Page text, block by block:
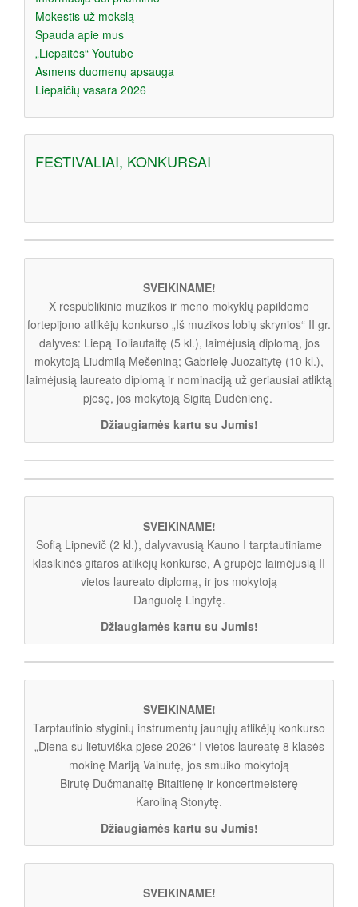
Mokestis už mokslą
Spauda apie mus
„Liepaitės“ Youtube
Asmens duomenų apsauga
Liepaičių vasara 2026
FESTIVALIAI, KONKURSAI
SVEIKINAME!
X respublikinio muzikos ir meno mokyklų papildomo
fortepijono atlikėjų konkurso „Iš muzikos lobių skrynios“ II gr.
dalyves: Liepą Toliautaitę (5 kl.), laimėjusią diplomą, jos
mokytoją Liudmilą Mešeniną; Gabrielę Juozaitytę (10 kl.),
laimėjusią laureato diplomą ir nominaciją už geriausiai atliktą
pjesę, jos mokytoją Sigitą Dūdėnienę.
Džiaugiamės kartu su Jumis!
SVEIKINAME!
Sofią Lipnevič (2 kl.), dalyvavusią Kauno I tarptautiniame
klasikinės gitaros atlikėjų konkurse, A grupėje laimėjusią II
vietos laureato diplomą, ir jos mokytoją
Danguolę Lingytę.
Džiaugiamės kartu su Jumis!
SVEIKINAME!
Tarptautinio styginių instrumentų jaunųjų atlikėjų konkurso
„Diena su lietuviška pjese 2026“ I vietos laureatę 8 klasės
mokinę Mariją Vainutę, jos smuiko mokytoją
Birutę Dučmanaitę-Bitaitienę ir koncertmeisterę
Karoliną Stonytę.
Džiaugiamės kartu su Jumis!
SVEIKINAME!